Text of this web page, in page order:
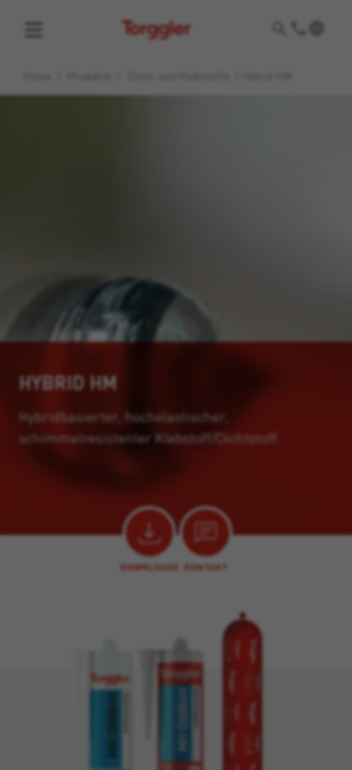
Torggler
HYBRID HM
Hybridbasierter, hochelastischer,
schimmelresistenter Klebstoff/Dichtstoff
DOWNLOADS KONTAKT